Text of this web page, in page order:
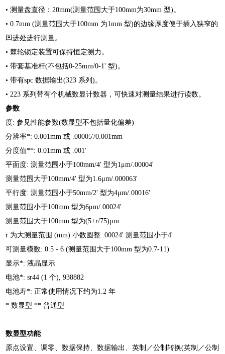
• 测量盘直径：20mm(测量范围大于100mm为30mm 型)。
• 0.7mm (测量范围大于100mm 为1mm 型)的边缘厚度便于插入狭窄的
凹进处进行测量。
• 棘轮锁定装置可保持恒定测力。
• 带套基准杆(不包括0-25mm/0-1' 型)。
• 带有spc 数据输出(323 系列)。
• 223 系列带有个机械数显计数器，可快速对测量结果进行读数。
参数
度: 参见性能参数(数显型不包括量化偏差)
分辨率*: 0.001mm 或 .00005'/0.001mm
分度值**: 0.01mm 或 .001'
平面度: 测量范围小于100mm/4' 型为1μm/.00004'
测量范围大于100mm/4' 型为1.6μm/.000063'
平行度: 测量范围小于50mm/2' 型为4μm/.00016'
测量范围小于100mm 型为6μm/.00024'
测量范围大于100mm 型为(5+r/75)μm
r 为大测量范围 (mm) 小数圆整 .00024' 测量范围小于4'
可测量模数: 0.5 - 6 (测量范围大于100mm 型为0.7-11)
显示*: 液晶显示
电池*: sr44 (1 个), 938882
电池寿*: 正常使用情况下约为1.2 年
* 数显型 ** 普通型
数显型功能
原点设置、调零、数据保持、数据输出、英制／公制转换(英制／公制